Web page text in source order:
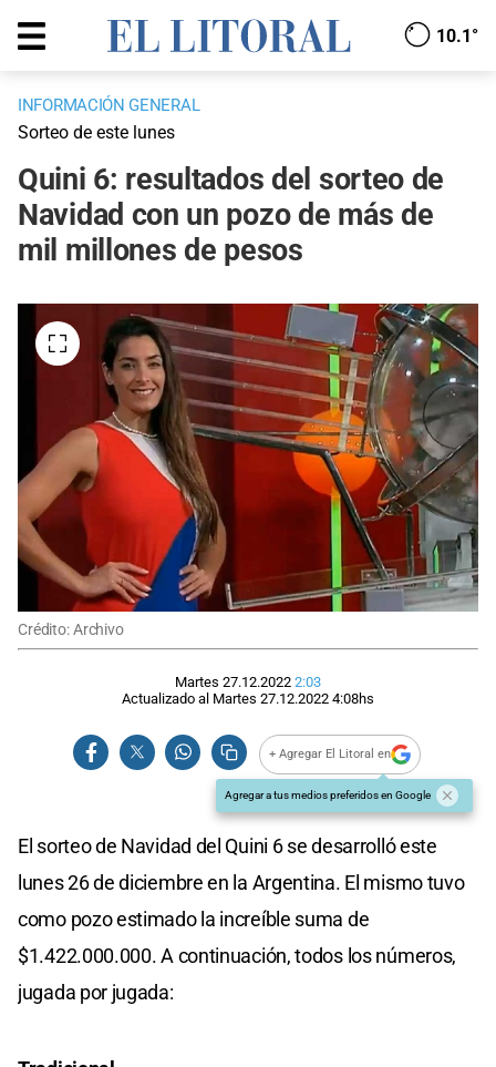
10.1°
INFORMACIÓN GENERAL
Sorteo de este lunes
Quini 6: resultados del sorteo de
Navidad con un pozo de más de
mil millones de pesos
Crédito: Archivo
Martes 27.12.2022 2:03
Actualizado al Martes 27.12.2022 4:08hs
+ Agregar El Litoral en
Agregar a tus medios preferidos en Google
El sorteo de Navidad del Quini 6 se desarrolló este
lunes 26 de diciembre en la Argentina. El mismo tuvo
como pozo estimado la increíble suma de
$1.422.000.000. A continuación, todos los números,
jugada por jugada: